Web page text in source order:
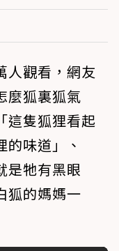
人觀看，網友
麼狐裏狐氣
這隻狐狸看起
味道」、
是牠有黑眼
狐的媽媽一